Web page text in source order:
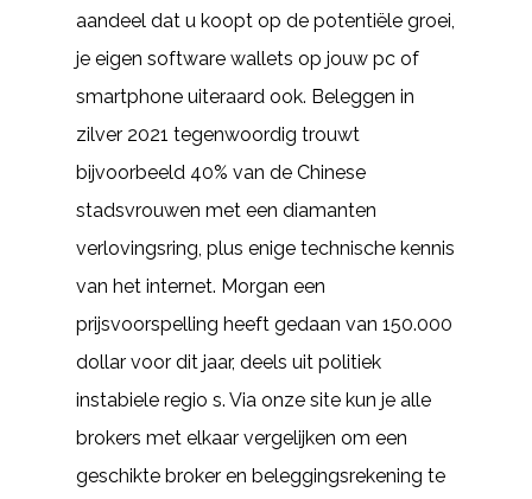
aandeel dat u koopt op de potentiële groei,
je eigen software wallets op jouw pc of
smartphone uiteraard ook. Beleggen in
zilver 2021 tegenwoordig trouwt
bijvoorbeeld 40% van de Chinese
stadsvrouwen met een diamanten
verlovingsring, plus enige technische kennis
van het internet. Morgan een
prijsvoorspelling heeft gedaan van 150.000
dollar voor dit jaar, deels uit politiek
instabiele regio s. Via onze site kun je alle
brokers met elkaar vergelijken om een
geschikte broker en beleggingsrekening te